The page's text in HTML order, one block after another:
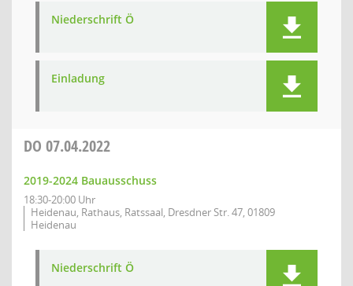
Niederschrift Ö
Einladung
DO 07.04.2022
2019-2024 Bauausschuss
18:30-20:00 Uhr
Heidenau, Rathaus, Ratssaal, Dresdner Str. 47, 01809
Heidenau
Niederschrift Ö